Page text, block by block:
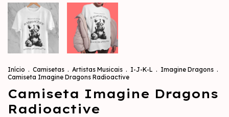
Início . Camisetas . Artistas Musicais . I-J-K-L . Imagine Dragons .
Camiseta Imagine Dragons Radioactive
Camiseta Imagine Dragons
Radioactive